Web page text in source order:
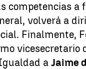
competencias a
volverá a
Finalmente,
vicesecretario
a Jaime